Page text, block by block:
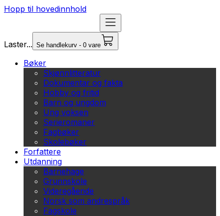
Hopp til hovedinnhold
Laster... Se handlekurv - 0 vare
Bøker
Skjønnlitteratur
Dokumentar og fakta
Hobby og fritid
Barn og ungdom
Ung voksen
Serieromaner
Fagbøker
Skolebøker
Forfattere
Utdanning
Barnehage
Grunnskole
Videregående
Norsk som andrespråk
Fagskole